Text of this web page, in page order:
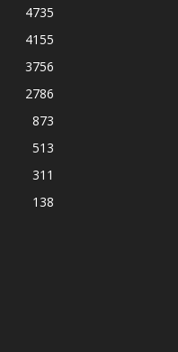
4735
4155
3756
2786
873
513
311
138